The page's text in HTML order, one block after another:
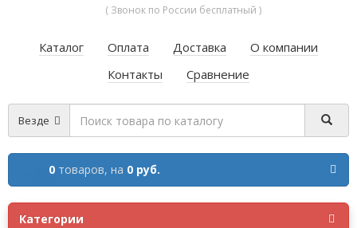
( Звонок по России бесплатный )
Каталог Оплата Доставка
О компании
Контакты
Сравнение
Везде
0 товаров, на 0 руб.
Категории